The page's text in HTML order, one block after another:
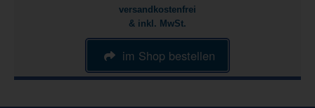
versandkostenfrei
& inkl. MwSt.
im Shop bestellen